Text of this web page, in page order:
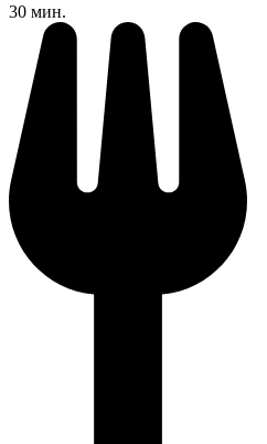
30 мин.